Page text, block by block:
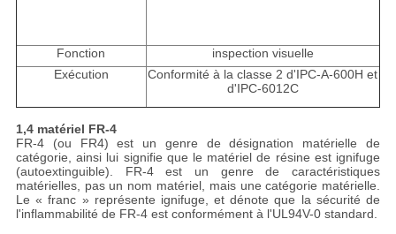
Fonction
inspection visuelle
Exécution
Conformité à la classe 2 d'IPC-A-600H et
d'IPC-6012C
1,4 matériel FR-4
FR-4 (ou FR4) est un genre de désignation matérielle de
catégorie, ainsi lui signifie que le matériel de résine est ignifuge
(autoextinguible). FR-4 est un genre de caractéristiques
matérielles, pas un nom matériel, mais une catégorie matérielle.
Le « franc » représente ignifuge, et dénote que la sécurité de
l'inflammabilité de FR-4 est conformément à l'UL94V-0 standard.